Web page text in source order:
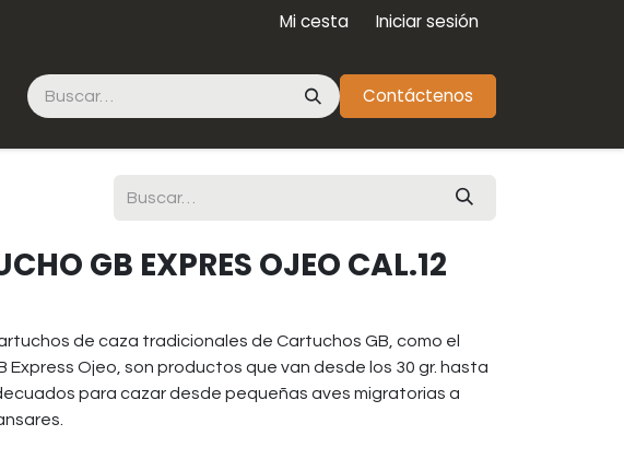
Mi cesta Iniciar sesión
Contáctenos
GB EXPRES OJEO CAL.12
de caza tradicionales de Cartuchos GB, como el
Express Ojeo, son productos que van desde los 30 gr. hasta
para cazar desde pequeñas aves migratorias a